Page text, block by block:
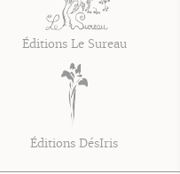
Éditions Le Sureau
Éditions DésIris